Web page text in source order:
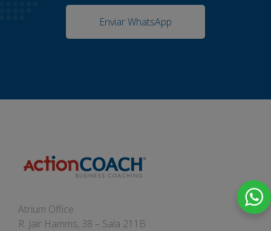
Enviar WhatsApp
Atrium Office
R. Jair Hamms, 38 – Sala 211B